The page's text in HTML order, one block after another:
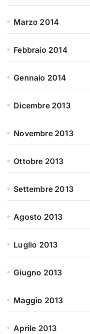
Marzo 2014
Febbraio 2014
Gennaio 2014
Dicembre 2013
Novembre 2013
Ottobre 2013
Settembre 2013
Agosto 2013
Luglio 2013
Giugno 2013
Maggio 2013
Aprile 2013